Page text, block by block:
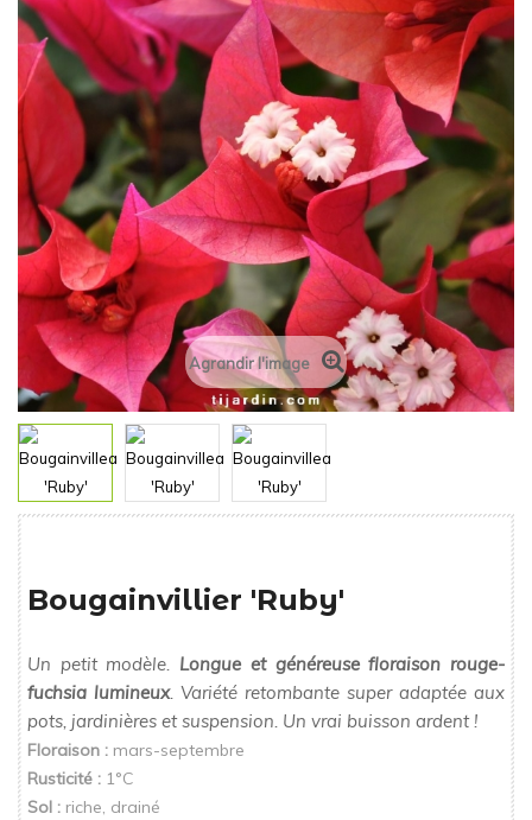
Agrandir l'image
Bougainvillier 'Ruby'
Un petit modèle. Longue et généreuse floraison rouge-
fuchsia lumineux. Variété retombante super adaptée aux
pots, jardinières et suspension. Un vrai buisson ardent !
Floraison : mars-septembre
Rusticité : 1°C
Sol : riche, drainé